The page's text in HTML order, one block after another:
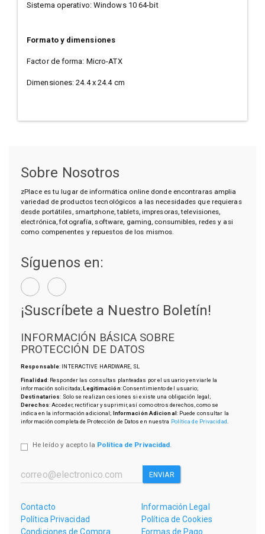
Sistema operativo: Windows 10 64-bit
Formato y dimensiones
Factor de forma: Micro-ATX
Dimensiones: 24.4 x 24.4 cm
Sobre Nosotros
zPlace es tu lugar de informática online donde encontraras amplia
variedad de productos tecnológicos a las necesidades que requieras
desde portátiles, smartphone, tablets, impresoras, televisiones,
electrónica, fotografía, software, gaming, consumibles, redes y asi
como compenentes y repuestos de los mismos.
Síguenos en:
¡Suscríbete a Nuestro Boletín!
INFORMACIÓN BÁSICA SOBRE
PROTECCIÓN DE DATOS
Responsable: INTERACTIVE HARDWARE, SL
Finalidad: Responder las consultas planteadas por el usuario y enviarle la
información solicitada;Legitimación: Consentimiento del usuario;
Destinatarios: Solo se realizan cesiones si existe una obligación legal;
Derechos: Acceder, rectificar y suprimir, así como otros derechos, como se
indica en la información adicional; Información Adicional: Puede consultar la
información completa de Protección de Datos en nuestra Política de Privacidad
He leído y acepto la Política de Privacidad.
ENVIAR
Contacto
Información Legal
Política Privacidad
Política de Cookies
Condiciones de Compra
Formas de Pago